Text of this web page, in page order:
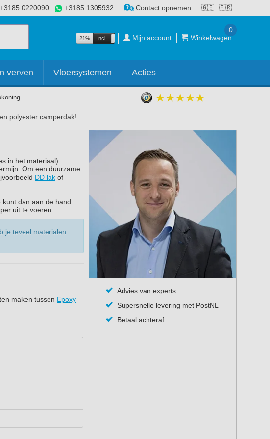
🇬🇧 🇫🇷
+3185 0220090 +3185 1305932 Contact opnemen
21% Incl. Excl. Mijn account Winkelwagen
0
verven Vloersystemen Acties
polyester camperdak!
in het materiaal)
Om een duurzame
DD lak of
kunt dan aan de hand
uit te voeren.
je teveel materialen
maken tussen Epoxy
Advies van experts
Supersnelle levering met PostNL
Betaal achteraf